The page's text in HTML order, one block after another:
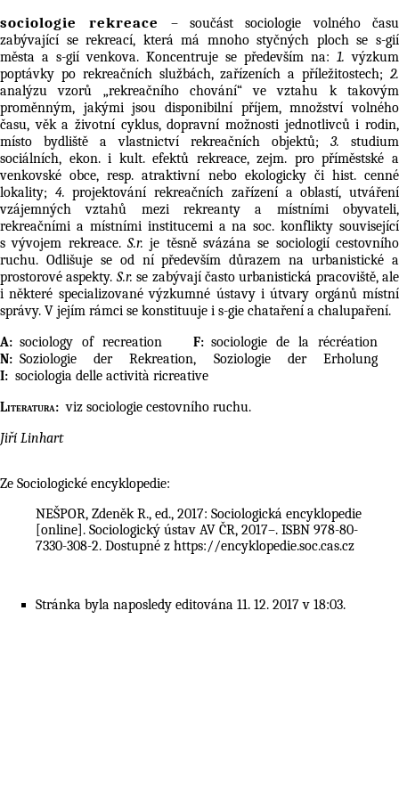
sociologie rekreace – součástsociologie volného času
zabývající serekreací, která má mnoho styčných ploch se s-gií
města a s-gií venkova. Koncentruje se především na: 1. výzkum
poptávky po rekreačních službách, zařízeních a příležitostech; 2.
analýzu vzorů „rekreačního chování“ ve vztahu k takovým
proměnným, jakými jsou disponibilní příjem, množství volného
času, věk a životní cyklus, dopravní možnosti jednotlivců i rodin,
místo bydliště a vlastnictví rekreačních objektů; 3. studium
sociálních, ekon. i kult. efektů rekreace, zejm. pro příměstské a
venkovské obce, resp. atraktivní nebo ekologicky či hist. cenné
lokality; 4. projektování rekreačních zařízení a oblastí, utváření
vzájemných vztahů mezi rekreanty a místními obyvateli,
rekreačními a místními institucemi a na soc. konflikty související
s vývojem rekreace. S.r. je těsně svázána se sociologií cestovního
ruchu. Odlišuje se od ní především důrazem na urbanistické a
prostorové aspekty. S.r. se zabývají často urbanistická pracoviště, ale
i některé specializované výzkumné ústavy i útvary orgánů místní
správy. V jejím rámci se konstituuje i s-gie chataření a chalupaření.
sociology of recreation
sociologie de la récréation
Soziologie der Rekreation, Soziologie der Erholung
sociologia delle actività ricreative
Literatura: viz sociologie cestovního ruchu.
Jiří Linhart
Ze Sociologické encyklopedie:
NEŠPOR, Zdeněk R., ed., 2017: Sociologická encyklopedie
[online]. Sociologický ústav AV ČR, 2017–. ISBN 978-80-
7330-308-2. Dostupné z https://encyklopedie.soc.cas.cz
Stránka byla naposledy editována 11. 12. 2017 v 18:03.